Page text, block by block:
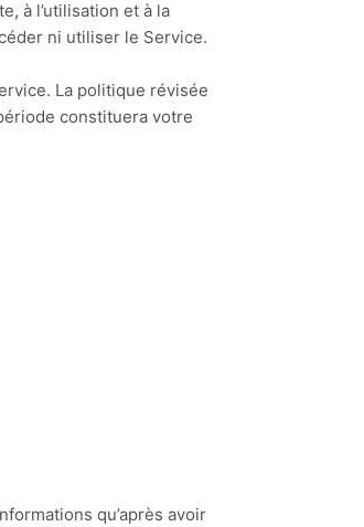
à l’utilisation et à la
ni utiliser le Service.
La politique révisée
constituera votre
qu’après avoir